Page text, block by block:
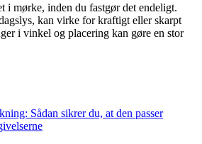
i mørke, inden du fastgør det endeligt.
kan virke for kraftigt eller skarpt
i vinkel og placering kan gøre en stor
Sådan sikrer du, at den passer